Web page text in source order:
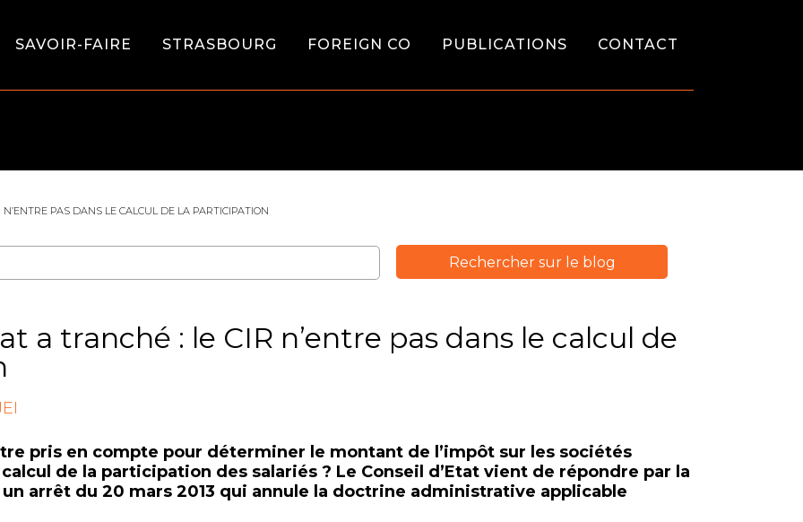
SAVOIR-FAIRE STRASBOURG FOREIGN CO PUBLICATIONS CONTACT
PAS DANS LE CALCUL DE LA PARTICIPATION
a tranché : le CIR n’entre pas dans le calcul de
pris en compte pour déterminer le montant de l’impôt sur les sociétés
de la participation des salariés ? Le Conseil d’Etat vient de répondre par la
arrêt du 20 mars 2013 qui annule la doctrine administrative applicable